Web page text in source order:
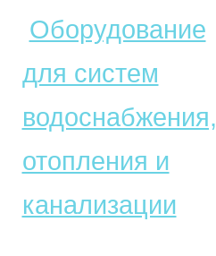
Оборудование
для систем
водоснабжения,
отопления и
канализации